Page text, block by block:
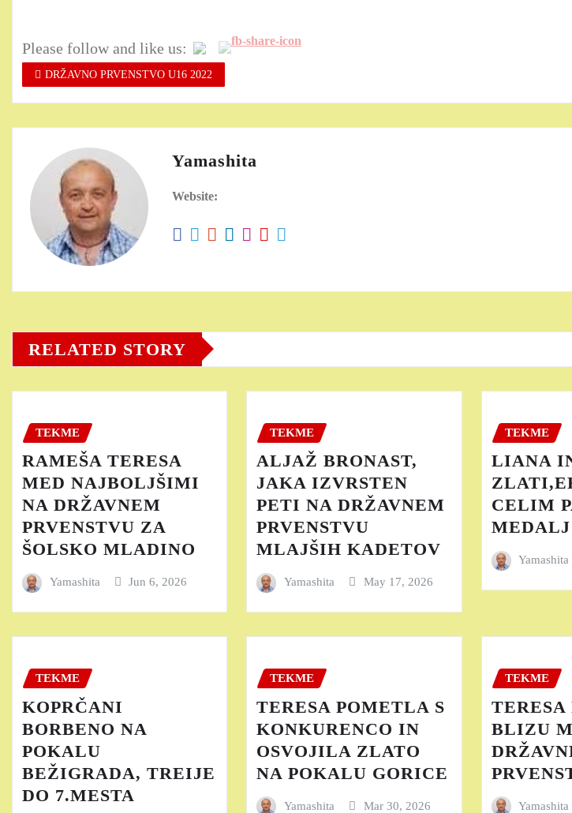
Please follow and like us:
DRŽAVNO PRVENSTVO U16 2022
Yamashita
Website:
RELATED STORY
TEKME
RAMEŠA TERESA
MED NAJBOLJŠIMI
NA DRŽAVNEM
PRVENSTVU ZA
ŠOLSKO MLADINO
Yamashita Jun 6, 2026
TEKME
ALJAŽ BRONAST,
JAKA IZVRSTEN
PETI NA DRŽAVNEM
PRVENSTVU
MLAJŠIH KADETOV
Yamashita May 17, 2026
TEKME
LIANA
CELIM
MEDALJ
Yamashita
TEKME
KOPRČANI
BORBENO NA
POKALU
BEŽIGRADA, TREIJE
DO 7.MESTA
TEKME
TERESA POMETLA S
KONKURENCO IN
OSVOJILA ZLATO
NA POKALU GORICE
Yamashita Mar 30, 2026
TEKME
TERESA
BLIZU
Yamashita